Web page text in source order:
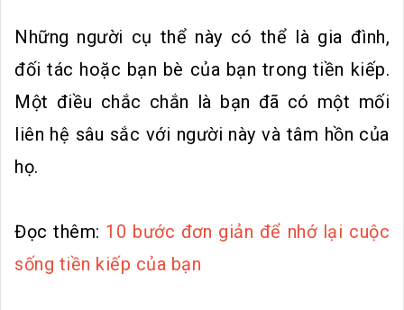
Những người cụ thể này có thể là gia đình,
đối tác hoặc bạn bè của bạn trong tiền kiếp.
Một điều chắc chắn là bạn đã có một mối
liên hệ sâu sắc với người này và tâm hồn của
họ.
Đọc thêm: 10 bước đơn giản để nhớ lại cuộc
sống tiền kiếp của bạn